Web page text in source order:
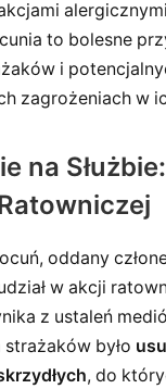
to bolesne
i
zagrożeniach w
na
oddany
w akcji
z ustaleń
było
, do